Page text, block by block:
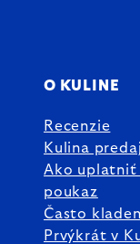
O KULINE
Recenzie
Kulina
Ako uplatniť
poukaz
Často
Prvýkrát v